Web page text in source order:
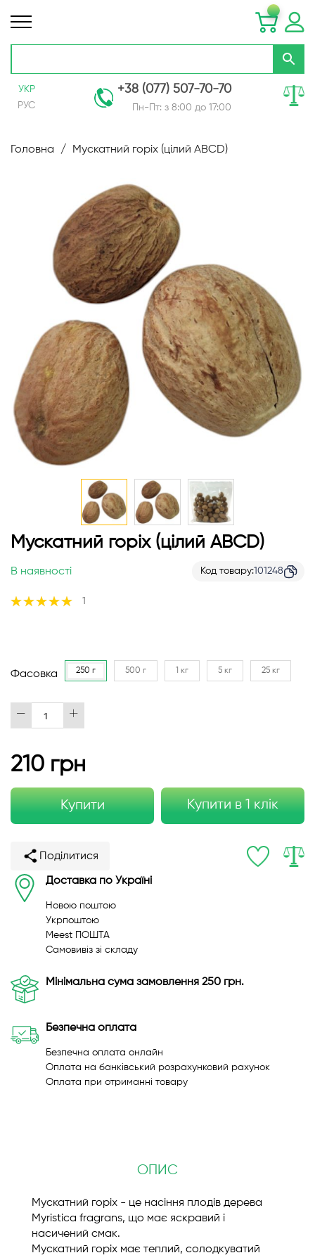
УКР
РУС
+38 (077) 507-70-70
Пн-Пт: з 8:00 до 17:00
Головна Мускатний горіх (цілий ABCD)
зображень
Перейти
до
зображень
Мускатний горіх (цілий ABCD)
В наявності Код товару 101248
Рейтинг:
1
Фасовка 250 г 500 г 1 кг 5 кг 25 кг
210 грн
Купити Купити в 1 клік
Поділитися
Доставка по Україні
Новою поштою
Укрпоштою
Meest ПОШТА
Самовивіз зі складу
Мінімальна сума замовлення 250 грн.
Безпечна оплата
Безпечна оплата онлайн
Оплата на банківський розрахунковий рахунок
Оплата при отриманні товару
ОПИС
Мускатний горіх - це насіння плодів дерева
Myristica fragrans, що має яскравий і
насичений смак.
Мускатний горіх має теплий, солодкуватий